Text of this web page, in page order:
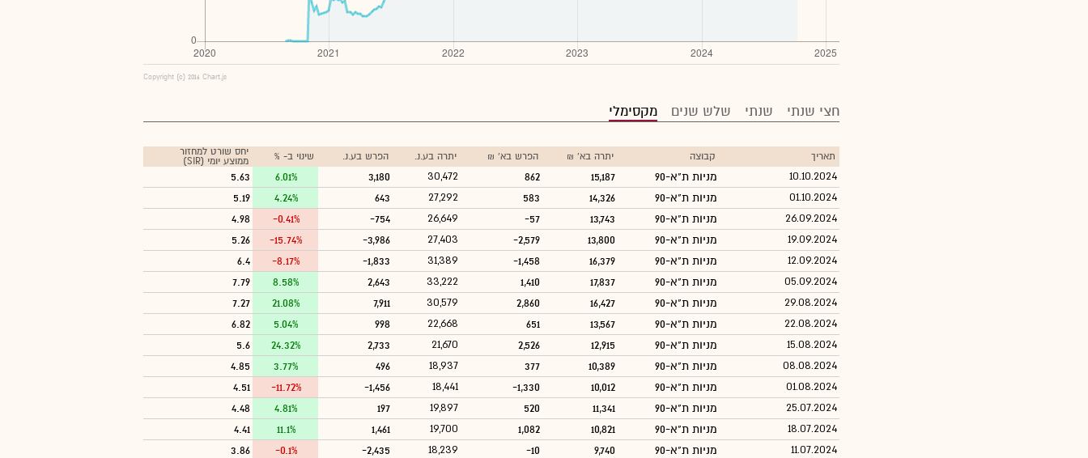
Copyright (c) 2016 Chart.js
חצי שנתי שנתי שלש שנים מקסימלי
תאריך קבוצה יתרה בא' ₪ הפרש בא' ₪ יתרה בע.נ. הפרש בע.נ. שינוי ב- %
יחס שורט למחזור
ממוצע יומי (SIR)
10.10.2024 מניות ת"א-90 15,187
862
30,472
3,180
6.01%
5.63
01.10.2024 מניות ת"א-90 14,326
583
27,292
643
4.24%
5.19
26.09.2024 מניות ת"א-90 13,743
-57
26,649
-754
-0.41%
4.98
19.09.2024 מניות ת"א-90 13,800
-2,579
27,403
-3,986
-15.74%
5.26
12.09.2024 מניות ת"א-90 16,379
-1,458
31,389
-1,833
-8.17%
6.4
05.09.2024 מניות ת"א-90 17,837
1,410
33,222
2,643
8.58%
7.79
29.08.2024 מניות ת"א-90 16,427
2,860
30,579
7,911
21.08%
7.27
22.08.2024 מניות ת"א-90 13,567
651
22,668
998
5.04%
6.82
15.08.2024 מניות ת"א-90 12,915
2,526
21,670
2,733
24.32%
5.6
08.08.2024 מניות ת"א-90 10,389
377
18,937
496
3.77%
4.85
01.08.2024 מניות ת"א-90 10,012
-1,330
18,441
-1,456
-11.72%
4.51
25.07.2024 מניות ת"א-90 11,341
520
19,897
197
4.81%
4.48
18.07.2024 מניות ת"א-90 10,821
1,082
19,700
1,461
11.1%
4.41
11.07.2024 מניות ת"א-90 9,740
-10
18,239
-2,435
-0.1%
3.86